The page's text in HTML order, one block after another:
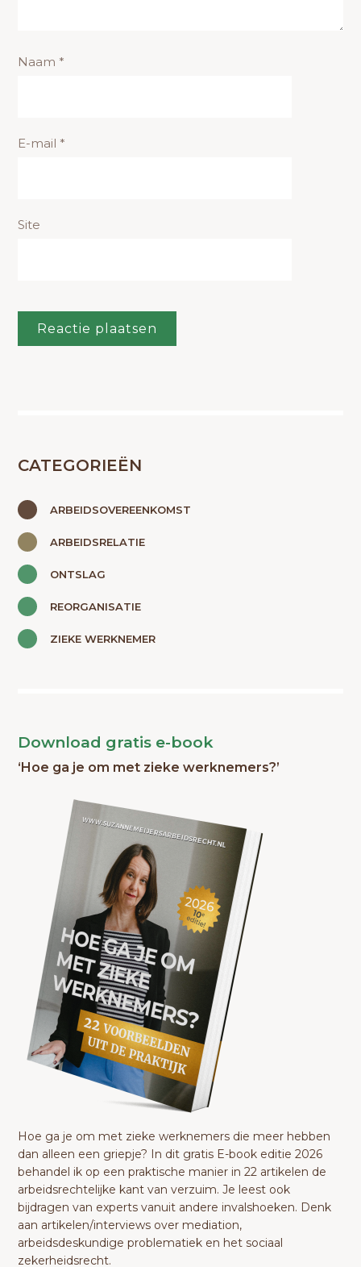
Naam *
E-mail *
Site
CATEGORIEËN
ARBEIDSOVEREENKOMST
ARBEIDSRELATIE
ONTSLAG
REORGANISATIE
ZIEKE WERKNEMER
Download gratis e-book
‘Hoe ga je om met zieke werknemers?’
Hoe ga je om met zieke werknemers die meer hebben
dan alleen een griepje? In dit gratis E-book editie 2026
behandel ik op een praktische manier in 22 artikelen de
arbeidsrechtelijke kant van verzuim. Je leest ook
bijdragen van experts vanuit andere invalshoeken. Denk
aan artikelen/interviews over mediation,
arbeidsdeskundige problematiek en het sociaal
zekerheidsrecht.